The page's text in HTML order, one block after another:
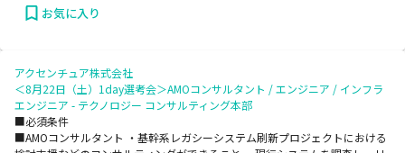
お気に入り
アクセンチュア株式会社
＜8月22日（土）1day選考会＞AMOコンサルタント / エンジニア / インフラ
エンジニア - テクノロジー コンサルティング本部
■必須条件
■AMOコンサルタント ・基幹系レガシーシステム刷新プロジェクトにおける